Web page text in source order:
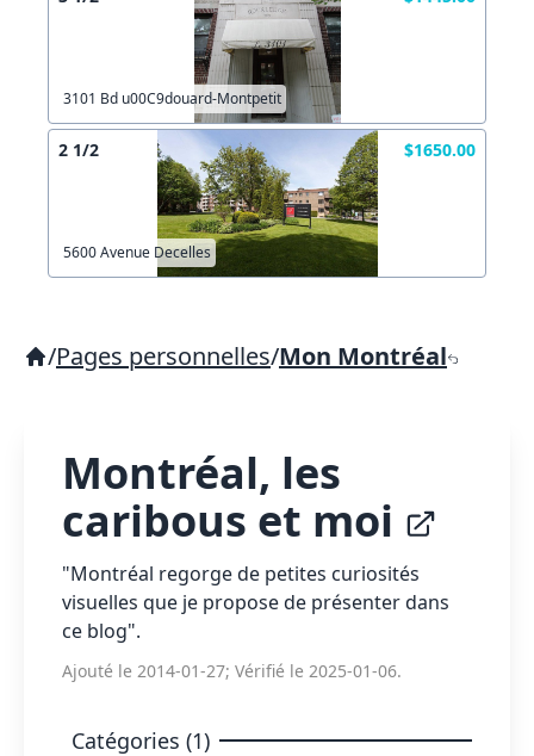
3101 Bd u00C9douard-Montpetit
2 1/2 $1650.00
5600 Avenue Decelles
/Pages personnelles/Mon Montréal
Montréal, les
caribous et moi
"Montréal regorge de petites curiosités
visuelles que je propose de présenter dans
ce blog".
Ajouté le 2014-01-27; Vérifié le 2025-01-06.
Catégories (1)